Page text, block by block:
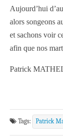
Aujourd’hui
alors songeons
et sachons voir
afin que nos
Patrick
Tags: Patrick